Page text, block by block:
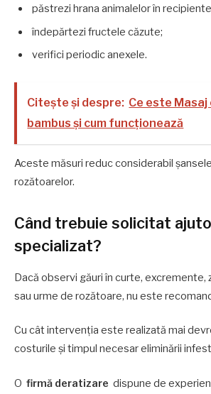
păstrezi hrana animalelor în
îndepărtezi fructele căzute;
verifici periodic anexele.
Citește și despre: Ce este Masaj
bambus și cum funcționează
Aceste măsuri reduc considerabil
rozătoarelor.
Când trebuie solicitat
specializat?
Dacă observi găuri în curte,
sau urme de rozătoare, nu este
Cu cât intervenția este realizată mai
costurile și timpul necesar eliminării
O firmă deratizare dispune de